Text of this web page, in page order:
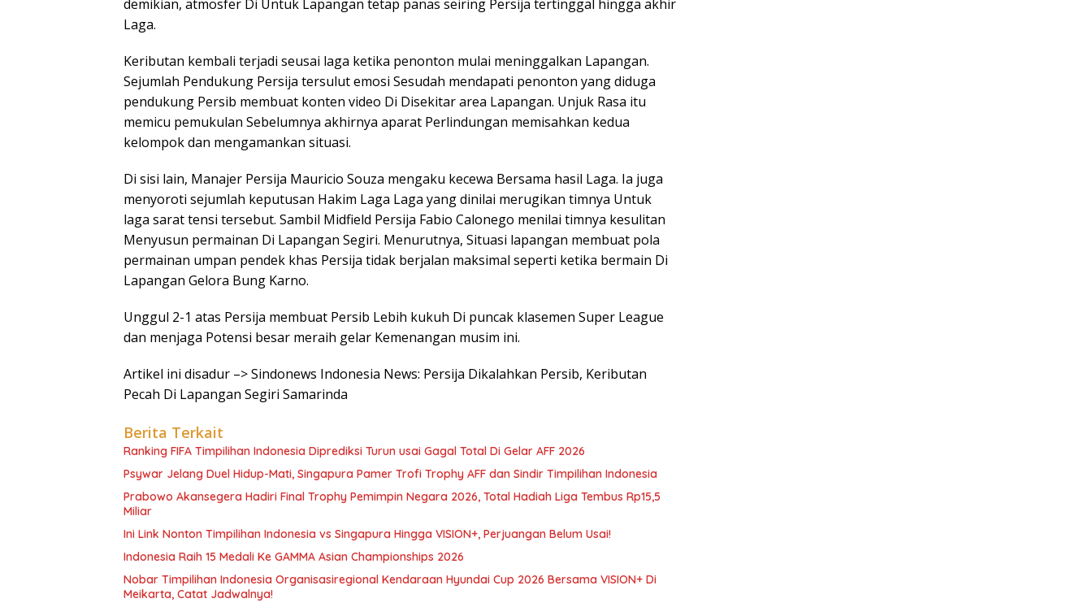
demikian, atmosfer Di Untuk Lapangan tetap panas seiring Persija tertinggal hingga akhir
Laga.
Keributan kembali terjadi seusai laga ketika penonton mulai meninggalkan Lapangan.
Sejumlah Pendukung Persija tersulut emosi Sesudah mendapati penonton yang diduga
pendukung Persib membuat konten video Di Disekitar area Lapangan. Unjuk Rasa itu
memicu pemukulan Sebelumnya akhirnya aparat Perlindungan memisahkan kedua
kelompok dan mengamankan situasi.
Di sisi lain, Manajer Persija Mauricio Souza mengaku kecewa Bersama hasil Laga. Ia juga
menyoroti sejumlah keputusan Hakim Laga Laga yang dinilai merugikan timnya Untuk
laga sarat tensi tersebut. Sambil Midfield Persija Fabio Calonego menilai timnya kesulitan
Menyusun permainan Di Lapangan Segiri. Menurutnya, Situasi lapangan membuat pola
permainan umpan pendek khas Persija tidak berjalan maksimal seperti ketika bermain Di
Lapangan Gelora Bung Karno.
Unggul 2-1 atas Persija membuat Persib Lebih kukuh Di puncak klasemen Super League
dan menjaga Potensi besar meraih gelar Kemenangan musim ini.
Artikel ini disadur –> Sindonews Indonesia News: Persija Dikalahkan Persib, Keributan
Pecah Di Lapangan Segiri Samarinda
Berita Terkait
Ranking FIFA Timpilihan Indonesia Diprediksi Turun usai Gagal Total Di Gelar AFF 2026
Psywar Jelang Duel Hidup-Mati, Singapura Pamer Trofi Trophy AFF dan Sindir Timpilihan Indonesia
Prabowo Akansegera Hadiri Final Trophy Pemimpin Negara 2026, Total Hadiah Liga Tembus Rp15,5
Miliar
Ini Link Nonton Timpilihan Indonesia vs Singapura Hingga VISION+, Perjuangan Belum Usai!
Indonesia Raih 15 Medali Ke GAMMA Asian Championships 2026
Nobar Timpilihan Indonesia Organisasiregional Kendaraan Hyundai Cup 2026 Bersama VISION+ Di
Meikarta, Catat Jadwalnya!